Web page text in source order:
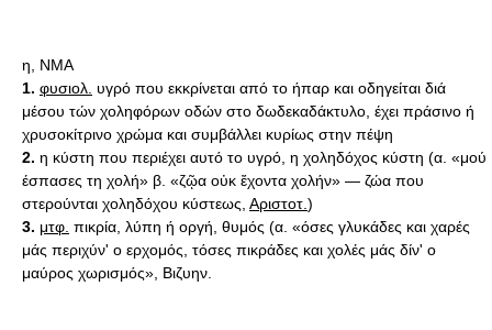
η, ΝΜΑ
1. φυσιολ. υγρό που εκκρίνεται από το ήπαρ και οδηγείται διά
μέσου τών χοληφόρων οδών στο δωδεκαδάκτυλο, έχει πράσινο ή
χρυσοκίτρινο χρώμα και συμβάλλει κυρίως στην πέψη
2. η κύστη που περιέχει αυτό το υγρό, η χοληδόχος κύστη (α. «μού
έσπασες τη χολή» β. «ζῷα οὐκ ἔχοντα χολήν» — ζώα που
στερούνται χοληδόχου κύστεως, Αριστοτ. )
3. μτφ. πικρία, λύπη ή οργή, θυμός (α. «όσες γλυκάδες και χαρές
μάς περιχύν' ο ερχομός, τόσες πικράδες και χολές μάς δίν' ο
μαύρος χωρισμός», Βιζυην.